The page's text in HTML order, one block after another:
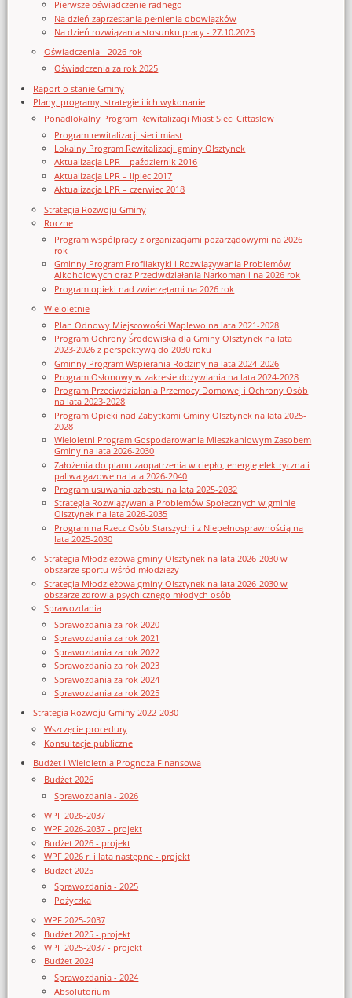
Pierwsze oświadczenie radnego
Na dzień zaprzestania pełnienia obowiązków
Na dzień rozwiązania stosunku pracy - 27.10.2025
Oświadczenia - 2026 rok
Oświadczenia za rok 2025
Raport o stanie Gminy
Plany, programy, strategie i ich wykonanie
Ponadlokalny Program Rewitalizacji Miast Sieci Cittaslow
Program rewitalizacji sieci miast
Lokalny Program Rewitalizacji gminy Olsztynek
Aktualizacja LPR – październik 2016
Aktualizacja LPR – lipiec 2017
Aktualizacja LPR – czerwiec 2018
Strategia Rozwoju Gminy
Roczne
Program współpracy z organizacjami pozarządowymi na 2026
rok
Gminny Program Profilaktyki i Rozwiązywania Problemów
Alkoholowych oraz Przeciwdziałania Narkomanii na 2026 rok
Program opieki nad zwierzętami na 2026 rok
Wieloletnie
Plan Odnowy Miejscowości Waplewo na lata 2021-2028
Program Ochrony Środowiska dla Gminy Olsztynek na lata
2023-2026 z perspektywą do 2030 roku
Gminny Program Wspierania Rodziny na lata 2024-2026
Program Osłonowy w zakresie dożywiania na lata 2024-2028
Program Przeciwdziałania Przemocy Domowej i Ochrony Osób
na lata 2023-2028
Program Opieki nad Zabytkami Gminy Olsztynek na lata 2025-
2028
Wieloletni Program Gospodarowania Mieszkaniowym Zasobem
Gminy na lata 2026-2030
Założenia do planu zaopatrzenia w ciepło, energię elektryczna i
paliwa gazowe na lata 2026-2040
Program usuwania azbestu na lata 2025-2032
Strategia Rozwiązywania Problemów Społecznych w gminie
Olsztynek na lata 2026-2035
Program na Rzecz Osób Starszych i z Niepełnosprawnością na
lata 2025-2030
Strategia Młodzieżowa gminy Olsztynek na lata 2026-2030 w
obszarze sportu wśród młodzieży
Strategia Młodzieżowa gminy Olsztynek na lata 2026-2030 w
obszarze zdrowia psychicznego młodych osób
Sprawozdania
Sprawozdania za rok 2020
Sprawozdania za rok 2021
Sprawozdania za rok 2022
Sprawozdania za rok 2023
Sprawozdania za rok 2024
Sprawozdania za rok 2025
Strategia Rozwoju Gminy 2022-2030
Wszczęcie procedury
Konsultacje publiczne
Budżet i Wieloletnia Prognoza Finansowa
Budżet 2026
Sprawozdania - 2026
WPF 2026-2037
WPF 2026-2037 - projekt
Budżet 2026 - projekt
WPF 2026 r. i lata następne - projekt
Budżet 2025
Sprawozdania - 2025
Pożyczka
WPF 2025-2037
Budżet 2025 - projekt
WPF 2025-2037 - projekt
Budżet 2024
Sprawozdania - 2024
Absolutorium